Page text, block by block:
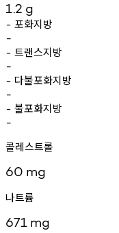
1.2 g
- 포화지방
-
- 트랜스지방
-
- 다불포화지방
-
- 불포화지방
-
콜레스트롤
60 mg
나트륨
671 mg